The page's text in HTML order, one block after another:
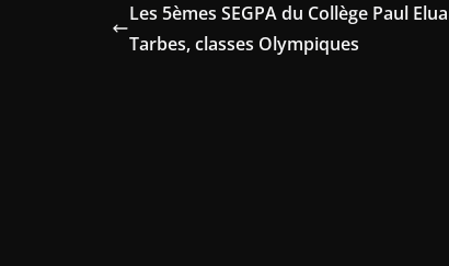
Les 5èmes SEGPA du Collège Paul
Tarbes, classes Olympiques